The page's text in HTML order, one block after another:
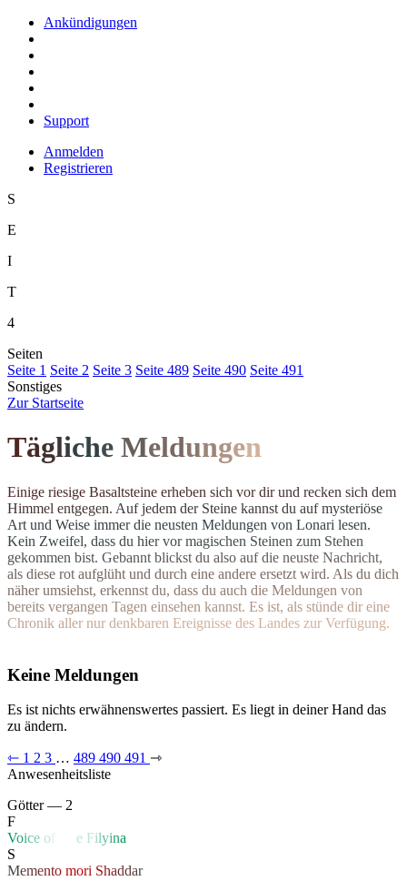
Ankündigungen
Support
Anmelden
Registrieren
S
E
I
T
4
Seiten
Seite 1 Seite 2 Seite 3 Seite 489 Seite 490 Seite 491
Sonstiges
Zur Startseite
Tägliche Meldungen
Einige riesige Basaltsteine erheben sich vor dir und recken sich dem
Himmel entgegen. Auf jedem der Steine kannst du auf mysteriöse
Art und Weise immer die neusten Meldungen von Lonari lesen.
Kein Zweifel, dass du hier vor magischen Steinen zum Stehen
gekommen bist. Gebannt blickst du also auf die neuste Nachricht,
als diese rot aufglüht und durch eine andere ersetzt wird. Als du dich
näher umsiehst, erkennst du, dass du auch die Meldungen von
bereits vergangen Tagen einsehen kannst. Es ist, als stünde dir eine
Chronik aller nur denkbaren Ereignisse des Landes zur Verfügung.
Keine Meldungen
Es ist nichts erwähnenswertes passiert. Es liegt in deiner Hand das
zu ändern.
⇽ 1 2 3 … 489 490 491 ⇾
Anwesenheitsliste
Götter — 2
F
Voice of e Filyina
S
Memento mori Shaddar